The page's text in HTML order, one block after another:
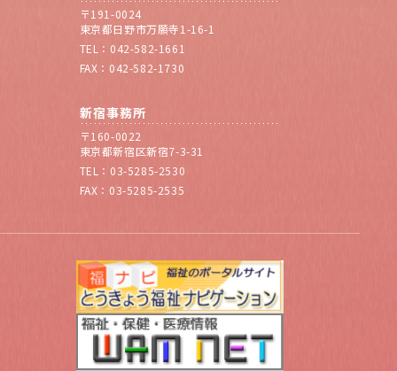
〒191-0024
東京都日野市万願寺1-16-1
TEL：042-582-1661
FAX：042-582-1730
新宿事務所
〒160-0022
東京都新宿区新宿7-3-31
TEL：03-5285-2530
FAX：03-5285-2535